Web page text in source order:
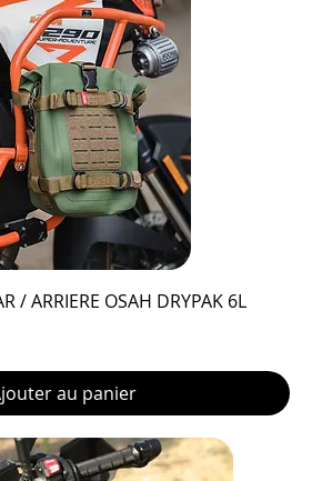
/ ARRIERE OSAH DRYPAK 6L
au panier